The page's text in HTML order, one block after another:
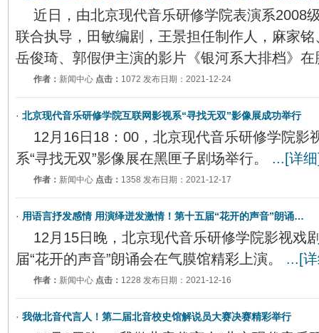
近日，由北京现代音乐研修学院表演系2008
联合执导，田敏编剧，王景担任制作人，麻家
岳俊琦、郭假伊主演的影片《银河系大排档》
作者： 新闻中心 点击： 1072 发布日期：2021-12-24
· 北京现代音乐研修学院互联网影视系“寻找无双”影像展成功举行
12月16日18：00，北京现代音乐研修学院影
系“寻找无双”影像展在黑匣子剧场举行。
...[详
作者： 新闻中心 点击： 1358 发布日期：2021-12-17
· 用语言抒发感情 用演绎迸发激情！第十五届“花开的声音”朗诵…
12月15日晚，北京现代音乐研修学院影视戏
届“花开的声音”朗诵会在气膜馆精彩上演。
...[
作者： 新闻中心 点击： 1228 发布日期：2021-12-16
· 我做北音代言人！第二届北音校史馆解说员大赛决赛精彩举行